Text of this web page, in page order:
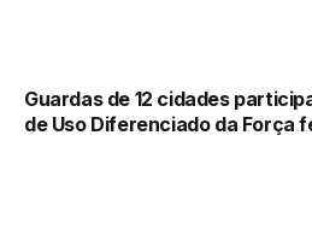
Guardas de 12 cidades
de Uso Diferenciado da Força